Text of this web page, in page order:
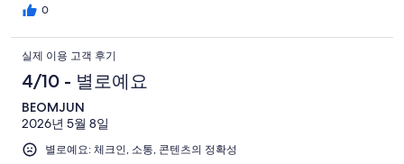
0
실제 이용 고객 후기
4/10 - 별로예요
BEOMJUN
2026년 5월 8일
별로예요: 체크인, 소통, 콘텐츠의 정확성